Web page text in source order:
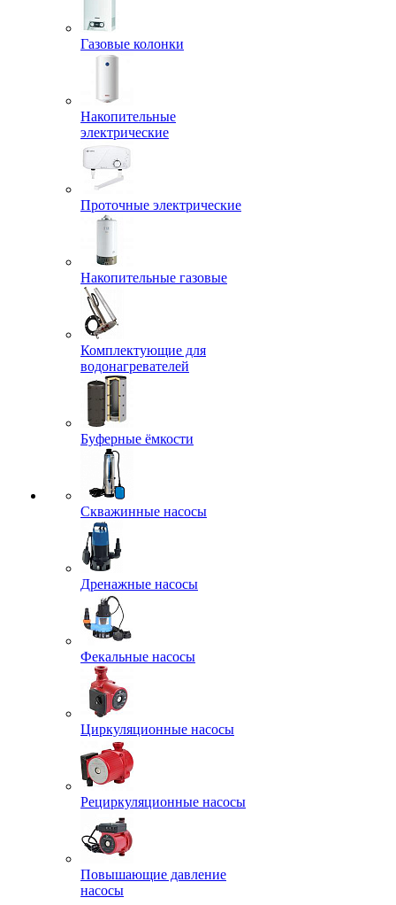
Газовые колонки
Накопительные
электрические
Проточные электрические
Накопительные газовые
Комплектующие для
водонагревателей
Буферные ёмкости
Скважинные насосы
Дренажные насосы
Фекальные насосы
Циркуляционные насосы
Рециркуляционные насосы
Повышающие давление
насосы